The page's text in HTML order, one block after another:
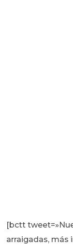
[bctt
arraigadas, más